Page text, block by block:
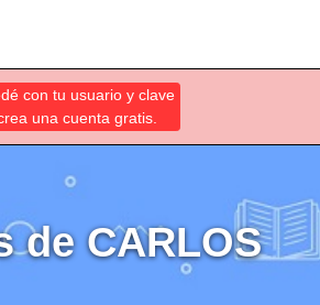
con tu usuario y clave
una cuenta gratis.
de CARLOS